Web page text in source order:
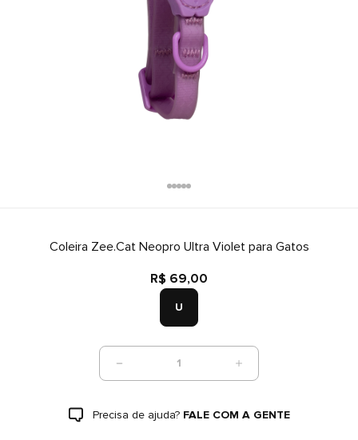
Coleira Zee.Cat Neopro Ultra Violet para Gatos
R$ 69,00
U
1
Precisa de ajuda? FALE COM A GENTE